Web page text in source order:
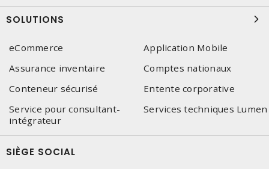
SOLUTIONS
eCommerce
Application Mobile
Assurance inventaire
Comptes nationaux
Conteneur sécurisé
Entente corporative
Service pour consultant-
intégrateur
Services techniques Lumen
SIÈGE SOCIAL